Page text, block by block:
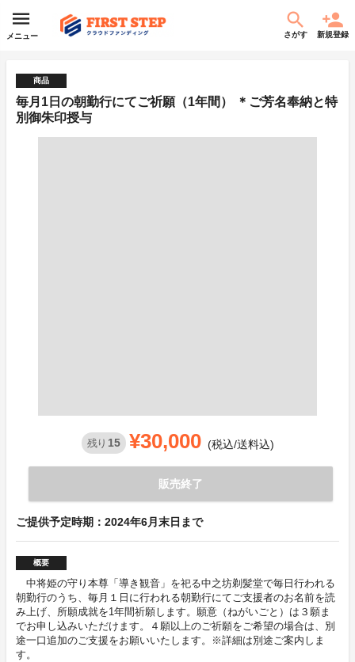
メニュー さがす 新規登録
商品
毎月1日の朝勤行にてご祈願（1年間） ＊ご芳名奉納と特
別御朱印授与
残り 15 ¥30,000 (税込/送料込)
販売終了
ご提供予定時期：2024年6月末日まで
概要
中将姫の守り本尊「導き観音」を祀る中之坊剃髪堂で毎日行われる
朝勤行のうち、毎月１日に行われる朝勤行にてご支援者のお名前を読
み上げ、所願成就を1年間祈願します。願意（ねがいごと）は３願ま
でお申し込みいただけます。４願以上のご祈願をご希望の場合は、別
途一口追加のご支援をお願いいたします。※詳細は別途ご案内しま
す。